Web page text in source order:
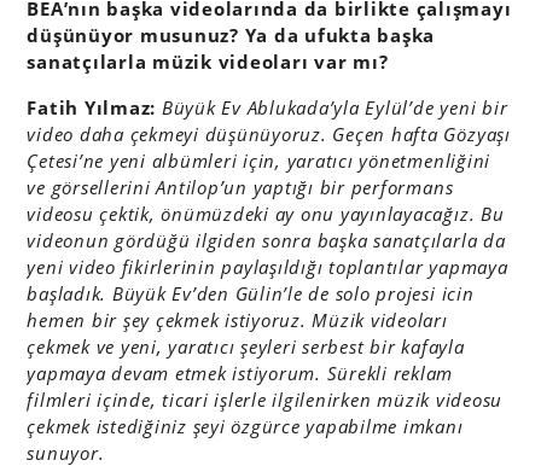
BEA’nın başka videolarında da birlikte çalışmayı
düşünüyor musunuz? Ya da ufukta başka
sanatçılarla müzik videoları var mı?
Fatih Yılmaz: Büyük Ev Ablukada’yla Eylül’de yeni bir
video daha çekmeyi düşünüyoruz. Geçen hafta Gözyaşı
Çetesi’ne yeni albümleri için, yaratıcı yönetmenliğini
ve görsellerini Antilop’un yaptığı bir performans
videosu çektik, önümüzdeki ay onu yayınlayacağız. Bu
videonun gördüğü ilgiden sonra başka sanatçılarla da
yeni video fikirlerinin paylaşıldığı toplantılar yapmaya
başladık. Büyük Ev’den Gülin’le de solo projesi icin
hemen bir şey çekmek istiyoruz. Müzik videoları
çekmek ve yeni, yaratıcı şeyleri serbest bir kafayla
yapmaya devam etmek istiyorum. Sürekli reklam
filmleri içinde, ticari işlerle ilgilenirken müzik videosu
çekmek istediğiniz şeyi özgürce yapabilme imkanı
sunuyor.